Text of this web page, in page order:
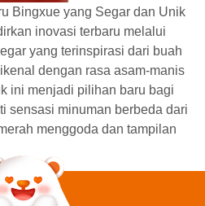
Bingxue yang Segar dan Unik
inovasi terbaru melalui
yang terinspirasi dari buah
dengan rasa asam-manis
ini menjadi pilihan baru bagi
sensasi minuman berbeda dari
menggoda dan tampilan